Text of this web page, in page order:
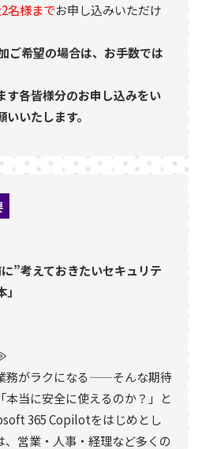
名様までお申し込みいただけ
ご希望の場合は、お手数では
各皆様分のお申し込みをい
いたします。
に”考えておきたいセキュリテ
務がラクになる——そんな期待
本当に安全に使えるのか？」と
365 Copilotをはじめとし
、営業・人事・経理など多くの